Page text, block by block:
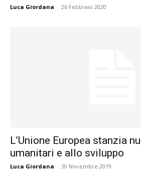
Luca Giordana - 26 Febbraio 2020
L’Unione Europea stanzia
umanitari e allo sviluppo
Luca Giordana - 30 Novembre 2019